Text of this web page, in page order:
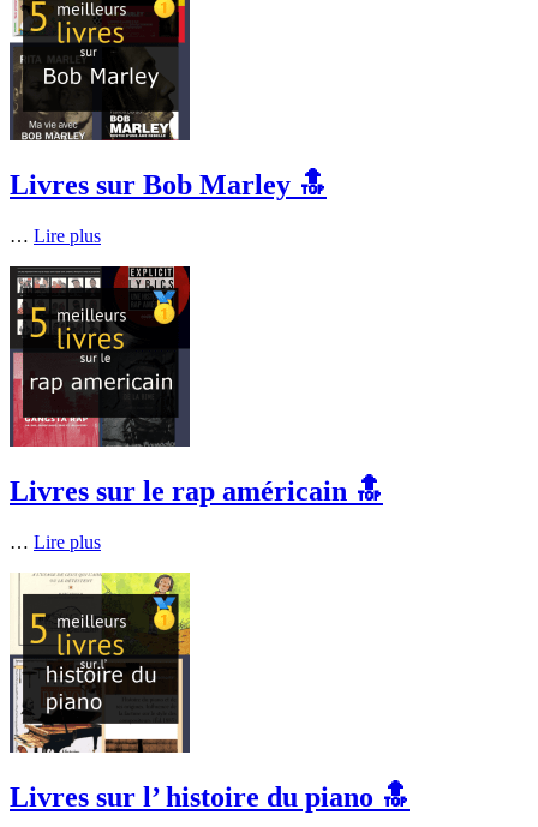
Livres sur Bob Marley 🔝
… Lire plus
Livres sur le rap américain 🔝
… Lire plus
Livres sur l’ histoire du piano 🔝